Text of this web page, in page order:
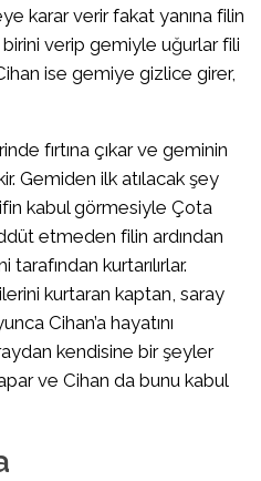
karar verir fakat yanına filin
birini verip gemiyle uğurlar fili
ise gemiye gizlice girer,
fırtına çıkar ve geminin
Gemiden ilk atılacak şey
kabul görmesiyle Çota
etmeden filin ardından
kurtarılırlar.
kurtaran kaptan, saray
Cihan’a hayatını
kendisine bir şeyler
ve Cihan da bunu kabul